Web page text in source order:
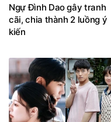
Ngự Đình Dao gây tranh
cãi, chia thành 2 luồng ý
kiến